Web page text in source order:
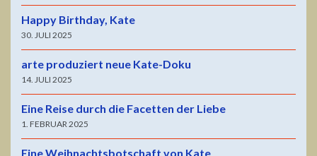
Happy Birthday, Kate
30. JULI 2025
arte produziert neue Kate-Doku
14. JULI 2025
Eine Reise durch die Facetten der Liebe
1. FEBRUAR 2025
Eine Weihnachtsbotschaft von Kate